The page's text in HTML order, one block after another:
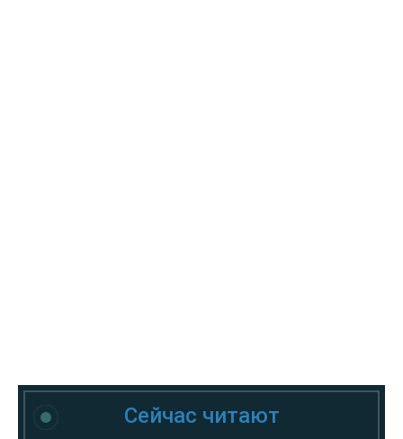
Сейчас читают